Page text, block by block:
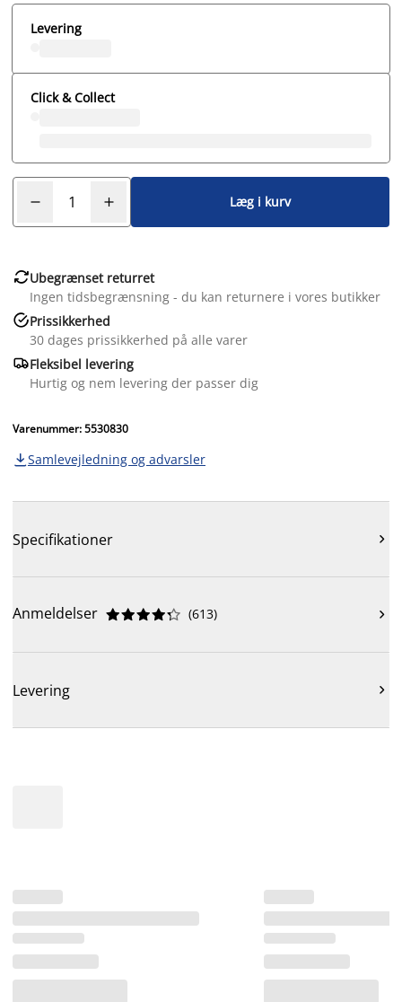
Levering
Click & Collect
Læg i kurv
Ubegrænset returret
Ingen tidsbegrænsning - du kan returnere i vores butikker
Prissikkerhed
30 dages prissikkerhed på alle varer
Fleksibel levering
Hurtig og nem levering der passer dig
Varenummer: 5530830
 Samlevejledning og advarsler
Specifikationer 
Anmeldelser 




 (613) 
Levering 